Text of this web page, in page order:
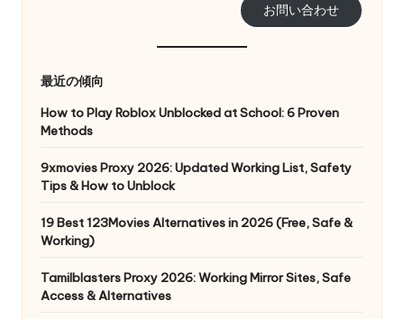
お問い合わせ
最近の傾向
How to Play Roblox Unblocked at School: 6 Proven
Methods
9xmovies Proxy 2026: Updated Working List, Safety
Tips & How to Unblock
19 Best 123Movies Alternatives in 2026 (Free, Safe &
Working)
Tamilblasters Proxy 2026: Working Mirror Sites, Safe
Access & Alternatives